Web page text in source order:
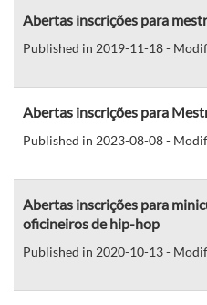
Abertas inscrições para
Published in 2019-11-18 -
Abertas inscrições para
Published in 2023-08-08 -
Abertas inscrições para
oficineiros de hip-hop
Published in 2020-10-13 -